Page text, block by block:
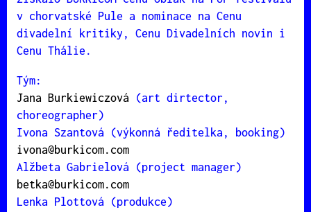
v chorvatské Pule a nominace na Cenu
divadelní kritiky, Cenu Divadelních novin i
Cenu Thálie.
Tým:
Jana Burkiewiczová (art dirtector,
choreographer)
Ivona Szantová (výkonná ředitelka, booking)
ivona@burkicom.com
Alžbeta Gabrielová (project manager)
betka@burkicom.com
Lenka Plottová (produkce)